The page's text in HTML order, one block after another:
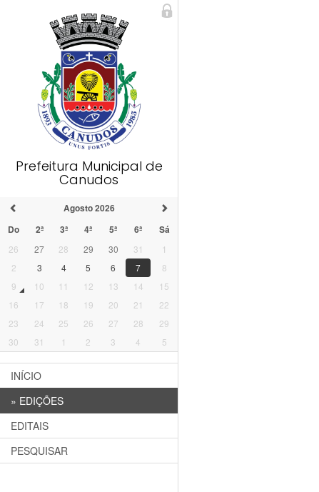
Prefeitura Municipal de
Canudos
Agosto 2026
Do
2ª 3ª 4ª 5ª 6ª Sá
26 27 28 29 30 31
1
2
3 4 5 6 7
8
9
10 11 12 13 14
15
16
17 18 19 20 21
22
23
24 25 26 27 28
29
30
31 1 2 3 4 5
INÍCIO
» EDIÇÕES
EDITAIS
PESQUISAR